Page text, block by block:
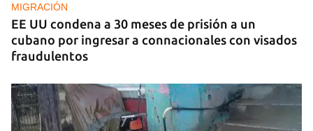
MIGRACIÓN
EE UU condena a 30 meses de prisión a un
cubano por ingresar a connacionales con visados
fraudulentos